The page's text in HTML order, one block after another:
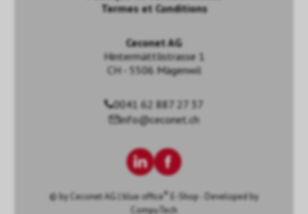
Termes et Conditions
Ceconet AG
Hintermättlistrasse 1
CH - 5506 Mägenwil
0041 62 887 27 37
info@ceconet.ch
© by Ceconet AG blue office ®
E-Shop - Developed by
CompuTech